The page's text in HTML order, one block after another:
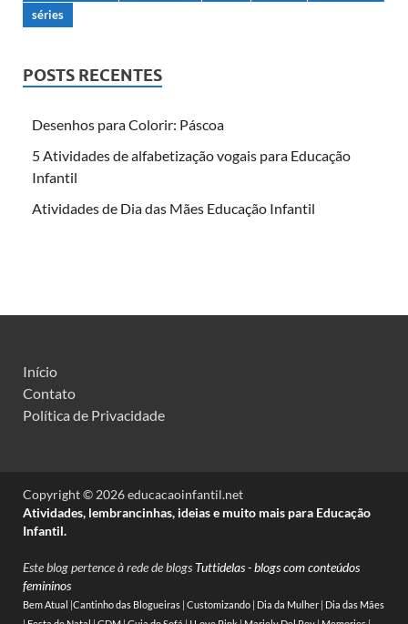
séries
POSTS RECENTES
Desenhos para Colorir: Páscoa
5 Atividades de alfabetização vogais para Educação
Infantil
Atividades de Dia das Mães Educação Infantil
Início
Contato
Política de Privacidade
Copyright © 2026 educacaoinfantil.net
Atividades, lembrancinhas, ideias e muito mais para Educação
Infantil.
Este blog pertence à rede de blogs Tuttidelas - blogs com conteúdos
femininos
Bem Atual |Cantinho das Blogueiras | Customizando | Dia da Mulher | Dia das Mães